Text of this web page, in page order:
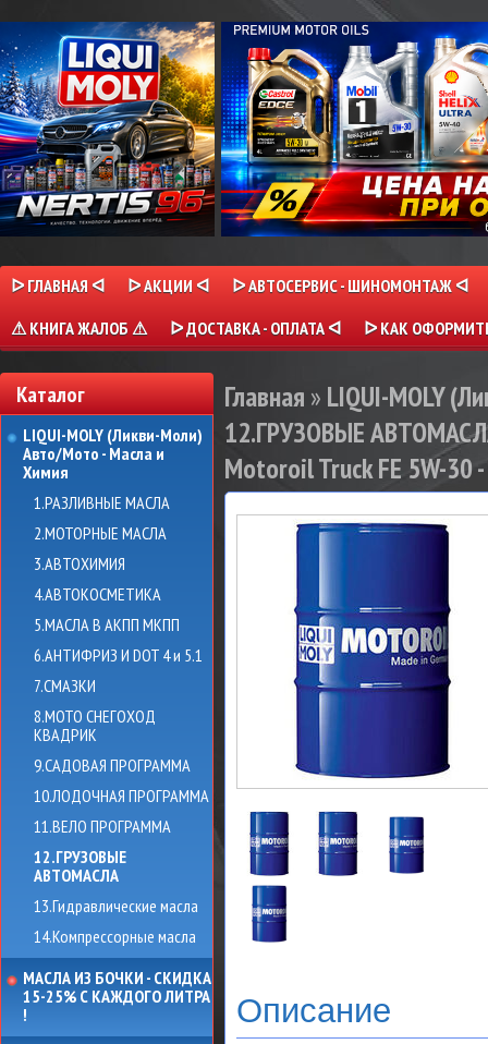
ᐅ ГЛАВНАЯ ᐊ ᐅ АКЦИИ ᐊ
ᐅ АВТОСЕРВИС - ШИНОМОНТАЖ ᐊ
⚠ КНИГА ЖАЛОБ ⚠
ᐅ ДОСТАВКА - ОПЛАТА ᐊ ᐅ КАК
Каталог
LIQUI-MOLY (Ликви-Моли)
Авто/Мото - Масла и
Химия
1.РАЗЛИВНЫЕ МАСЛА
2.МОТОРНЫЕ МАСЛА
3.АВТОХИМИЯ
4.АВТОКОСМЕТИКА
5.МАСЛА В АКПП МКПП
6.АНТИФРИЗ И DOT 4 и 5.1
7.СМАЗКИ
8.МОТО СНЕГОХОД
КВАДРИК
9.САДОВАЯ ПРОГРАММА
10.ЛОДОЧНАЯ ПРОГРАММА
11.ВЕЛО ПРОГРАММА
12.ГРУЗОВЫЕ
АВТОМАСЛА
13.Гидравлические масла
14.Компрессорные масла
МАСЛА ИЗ БОЧКИ - СКИДКА
15-25% С КАЖДОГО ЛИТРА
!
Главная » LIQUI-MOLY
12.ГРУЗОВЫЕ
Motoroil Truck FE 5W-30
Описание